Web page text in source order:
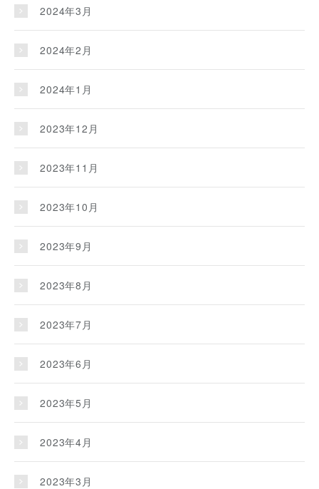
2024年3月
2024年2月
2024年1月
2023年12月
2023年11月
2023年10月
2023年9月
2023年8月
2023年7月
2023年6月
2023年5月
2023年4月
2023年3月